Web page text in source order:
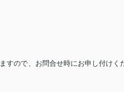
すので、お問合せ時にお申し付けく